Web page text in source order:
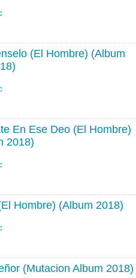
(El Hombre) (Album
En Ese Deo (El Hombre)
2018)
Hombre) (Album 2018)
(Mutacion Album 2018)